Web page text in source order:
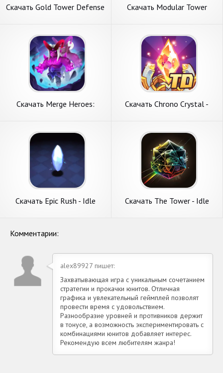
Скачать Gold Tower Defense
Скачать Modular Tower
Скачать Merge Heroes:
на Андроид
Скачать Chrono Crystal -
Андроид
Скачать Epic Rush - Idle
Скачать The Tower - Idle
Комментарии:
alex89927 пишет:
Захватывающая игра с уникальным сочетанием
стратегии и прокачки юнитов. Отличная
графика и увлекательный геймплей позволят
провести время с удовольствием.
Разнообразие уровней и противников держит
в тонусе, а возможность экспериментировать с
комбинациями юнитов добавляет интерес.
Рекомендую всем любителям жанра!